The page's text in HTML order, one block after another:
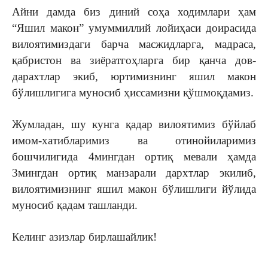
Айни дамда биз диний соҳа ходимлари ҳам
“Яшил макон” умуммиллий лойиҳаси доирасида
вилоятимиздаги барча масжидларга, мадраса,
қабристон ва зиёратгоҳларга бир қанча дов-
дарахтлар экиб, юртимизнинг яшил макон
бўлишлигига муносиб ҳиссамизни қўшмоқдамиз.
Жумладан, шу кунга қадар вилоятимиз бўйлаб
имом-хатибларимиз ва отинойиларимиз
бошчилигида 4мингдан ортиқ мевали ҳамда
3мингдан ортиқ манзарали дархтлар экилиб,
вилоятимизнинг яшил макон бўлишлиги йўлида
муносиб қадам ташланди.
Келинг азизлар бирлашайлик!